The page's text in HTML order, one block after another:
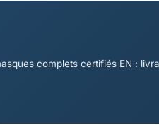
complets certifiés EN :